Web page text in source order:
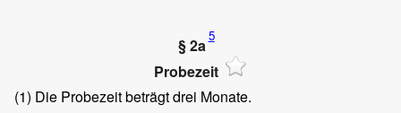
§ 2a5
Probezeit
(1) Die Probezeit beträgt drei Monate.